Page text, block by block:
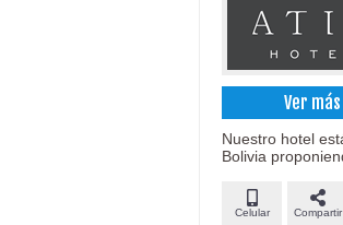
Ver más
Nuestro hotel
Bolivia
Celular Compartir